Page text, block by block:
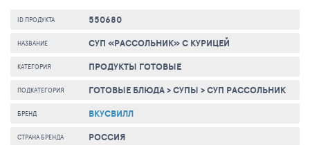
ID ПРОДУКТА 550680
НАЗВАНИЕ СУП «РАССОЛЬНИК» С КУРИЦЕЙ
КАТЕГОРИЯ ПРОДУКТЫ ГОТОВЫЕ
ПОДКАТЕГОРИЯ ГОТОВЫЕ БЛЮДА>СУПЫ >СУП РАССОЛЬНИК
БРЕНД ВКУСВИЛЛ
СТРАНА БРЕНДА РОССИЯ